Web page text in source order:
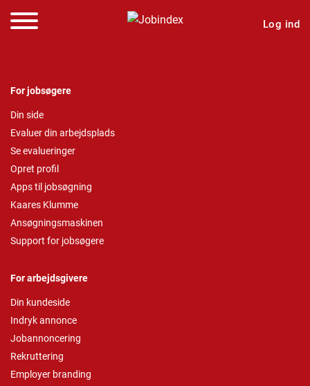
Log ind
For jobsøgere
Din side
Evaluer din arbejdsplads
Se evalueringer
Opret profil
Apps til jobsøgning
Kaares Klumme
Ansøgningsmaskinen
Support for jobsøgere
For arbejdsgivere
Din kundeside
Indryk annonce
Jobannoncering
Rekruttering
Employer branding